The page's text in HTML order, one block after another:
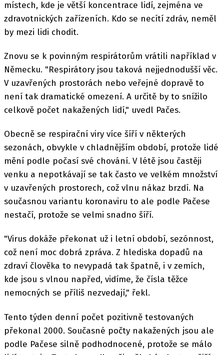
místech, kde je větší koncentrace lidí, zejména ve
zdravotnických zařízeních. Kdo se necítí zdráv, neměl
by mezi lidi chodit.
Znovu se k povinným respirátorům vrátili například v
Německu. "Respirátory jsou taková nejjednodušší věc.
V uzavřených prostorách nebo veřejné dopravě to
není tak dramatické omezení. A určitě by to snížilo
celkově počet nakažených lidí," uvedl Pačes.
Obecně se respirační viry více šíří v některých
sezonách, obvykle v chladnějším období, protože lidé
mění podle počasí své chování. V létě jsou častěji
venku a nepotkávají se tak často ve velkém množství
v uzavřených prostorech, což vlnu nákaz brzdí. Na
současnou variantu koronaviru to ale podle Pačese
nestačí, protože se velmi snadno šíří.
"Virus dokáže překonat už i letní období, sezónnost,
což není moc dobrá zpráva. Z hlediska dopadů na
zdraví člověka to nevypadá tak špatně, i v zemích,
kde jsou s vlnou napřed, vidíme, že čísla těžce
nemocných se příliš nezvedají," řekl.
Tento týden denní počet pozitivně testovaných
překonal 2000. Současné počty nakažených jsou ale
podle Pačese silně podhodnocené, protože se málo